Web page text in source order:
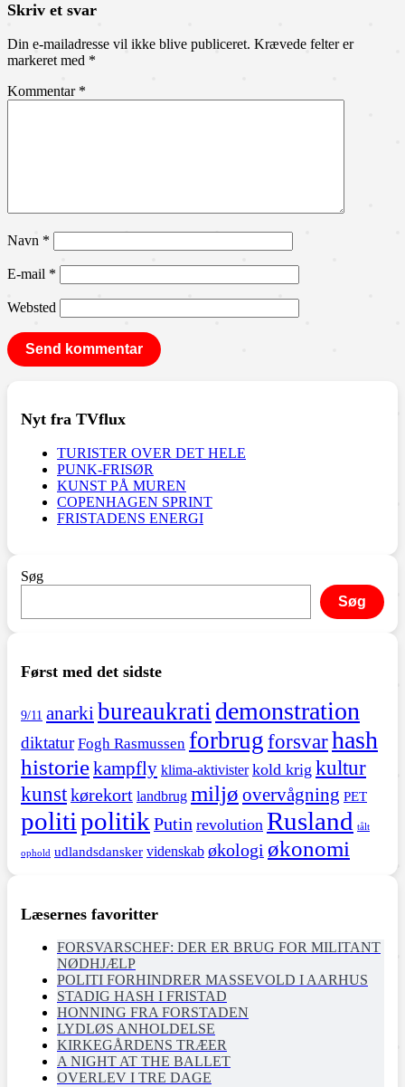
Skriv et svar
Din e-mailadresse vil ikke blive publiceret. Krævede felter er
markeret med *
Kommentar *
Navn *
E-mail *
Websted
Nyt fra TVflux
TURISTER OVER DET HELE
PUNK-FRISØR
KUNST PÅ MUREN
COPENHAGEN SPRINT
FRISTADENS ENERGI
Søg
Søg
Først med det sidste
9/11 anarki bureaukrati demonstration
diktatur Fogh Rasmussen forbrugforsvarhash
historiekampfly klima-aktivister kold krig kultur
kunstkørekort landbrug miljø overvågning PET
politipolitik Putin revolution Rusland tålt
ophold udlandsdansker videnskab økologi økonomi
Læsernes favoritter
FORSVARSCHEF: DER ER BRUG FOR MILITANT
NØDHJÆLP
POLITI FORHINDRER MASSEVOLD I AARHUS
STADIG HASH I FRISTAD
HONNING FRA FORSTADEN
LYDLØS ANHOLDELSE
KIRKEGÅRDENS TRÆER
A NIGHT AT THE BALLET
OVERLEV I TRE DAGE